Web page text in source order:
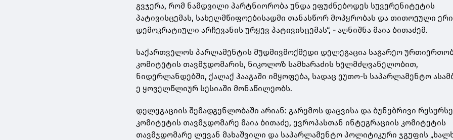
გვჯერა, რომ ნამდვილი პარტნიორობა უნდა ეფუძნებოდეს სუვერენიტეტის
პატივისცემას, სახელმწიფოებისადმი თანასწორ მოპყრობას და თითოეული
დემოკრატიული არჩევანის ურყევ პატივისცემას“, - აღნიშნა მაია ბითაძემ.
საქართველოს პარლამენტის მუდმივმოქმედი დელეგაცია საგარეო
კომიტეტის თავმჯდომარის, ნიკოლოზ სამხარაძის ხელმძღვანელობით,
ნიდერლანდებში, ქალაქ ჰააგაში იმყოფება, სადაც ეუთო-ს საპარლამენტო
ე ყოველწლიურ სესიაში მონაწილეობს.
დელეგაციის შემადგენლობაში არიან: გარემოს დაცვისა და ბუნებრივი
კომიტეტის თავმჯდომარე მაია ბითაძე, ევროპასთან ინტეგრაციის კომიტეტის
თავმჯდომარე ლევან მახაშვილი და საპარლამენტო პოლიტიკური ჯგუფის